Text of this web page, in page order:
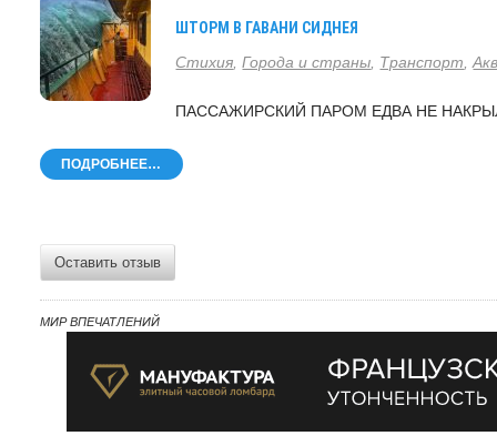
ШТОРМ В ГАВАНИ СИДНЕЯ
Стихия ,Города и страны Транспорт ,
ПАССАЖИРСКИЙ ПАРОМ ЕДВА НЕ
ПОДРОБНЕЕ…
Оставить отзыв
МИР ВПЕЧАТЛЕНИЙ